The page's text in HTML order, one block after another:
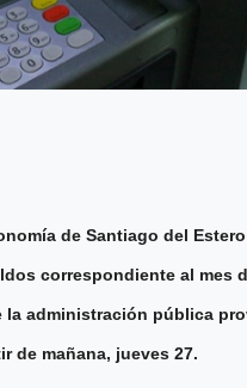
de Santiago del
correspondiente al mes
la administración pública
de mañana, jueves 27.